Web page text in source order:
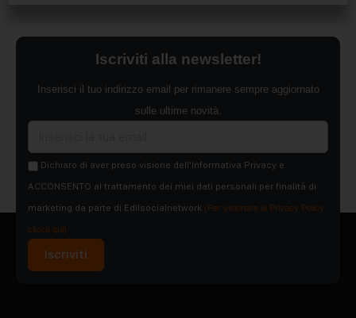
Iscriviti alla newsletter!
Inserisci il tuo indirizzo email per rimanere sempre aggiornato
sulle ultime novità.
Dichiaro di aver preso visione dell'Informativa Privacy e
ACCONSENTO al trattamento dei miei dati personali per finalità di
marketing da parte di Edilsocialnetwork (Per visionare la Privacy Policy
clicca qui).
Iscriviti